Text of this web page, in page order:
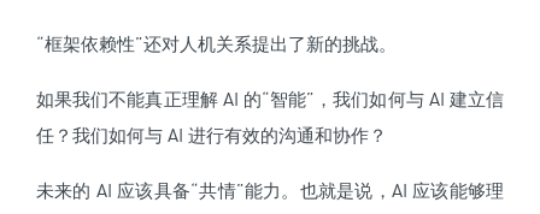
“框架依赖性”还对人机关系提出了新的挑战。
如果我们不能真正理解 AI 的“智能”，我们如何与 AI 建立信
任？我们如何与 AI 进行有效的沟通和协作？
未来的 AI 应该具备“共情”能力。也就是说，AI 应该能够理